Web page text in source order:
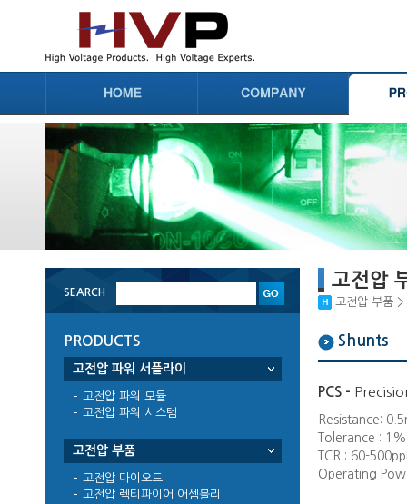
SEARCH
PRODUCTS
고전압 파워 서플라이
고전압 파워 모듈
고전압 파워 시스템
고전압 부품
고전압 다이오드
고전압 렉티파이어 어셈블리
고전압
고전압 부품
Shunts
PCS -
Resistance:
Tolerance :
TCR : 60-
Operating